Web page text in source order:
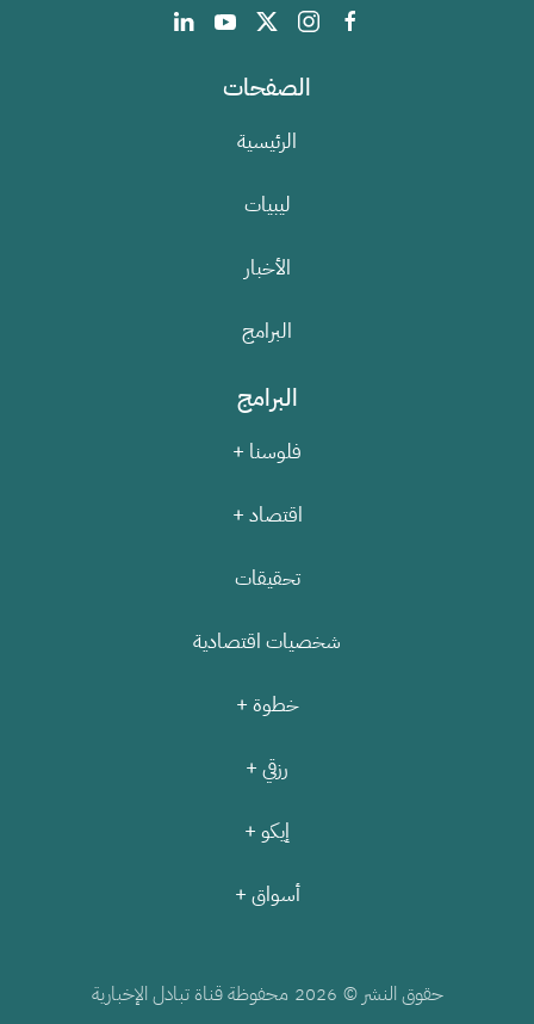
الصفحات
الرئيسية
ليبيات
الأخبار
البرامج
البرامج
فلوسنا +
اقتصاد +
تحقيقات
شخصيات اقتصادية
خطوة +
رزقي +
إيكو +
أسواق +
حقوق النشر © 2026 محفوظة قناة تبادل الإخبارية